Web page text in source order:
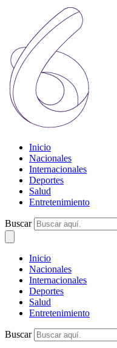
Inicio
Nacionales
Internacionales
Deportes
Salud
Entretenimiento
Buscar
Inicio
Nacionales
Internacionales
Deportes
Salud
Entretenimiento
Buscar